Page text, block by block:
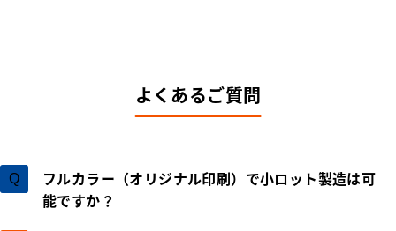
よくあるご質問
フルカラー（オリジナル印刷）で小ロット製造は可
能ですか？